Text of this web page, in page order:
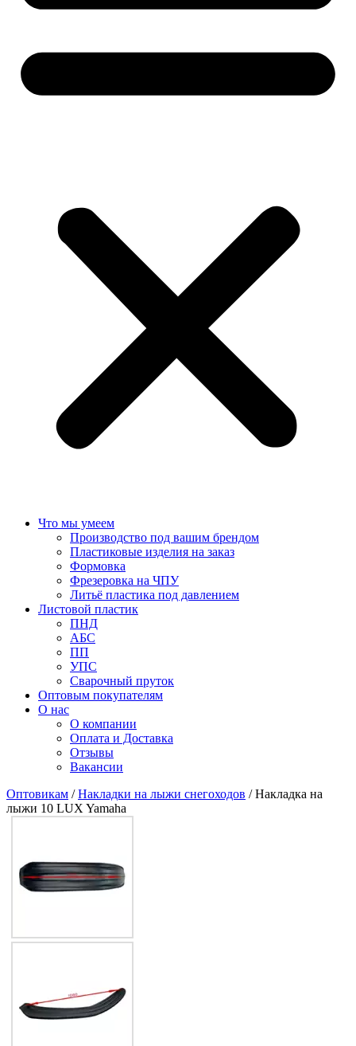
Что мы умеем
Производство под вашим брендом
Пластиковые изделия на заказ
Формовка
Фрезеровка на ЧПУ
Литьё пластика под давлением
Листовой пластик
ПНД
АБС
ПП
УПС
Сварочный пруток
Оптовым покупателям
О нас
О компании
Оплата и Доставка
Отзывы
Вакансии
Оптовикам /Накладки на лыжи снегоходов / Накладка на
лыжи 10 LUX Yamaha